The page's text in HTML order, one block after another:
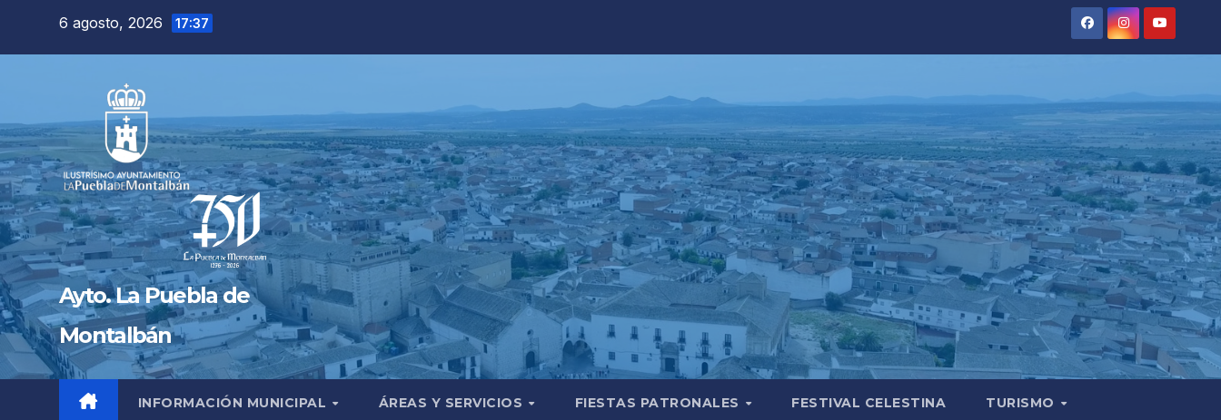
6 agosto, 2026 17:37
Ayto. La Puebla de
Montalbán
INFORMACIÓN MUNICIPAL ÁREAS Y SERVICIOS FIESTAS PATRONALES FESTIVAL CELESTINA TURISMO